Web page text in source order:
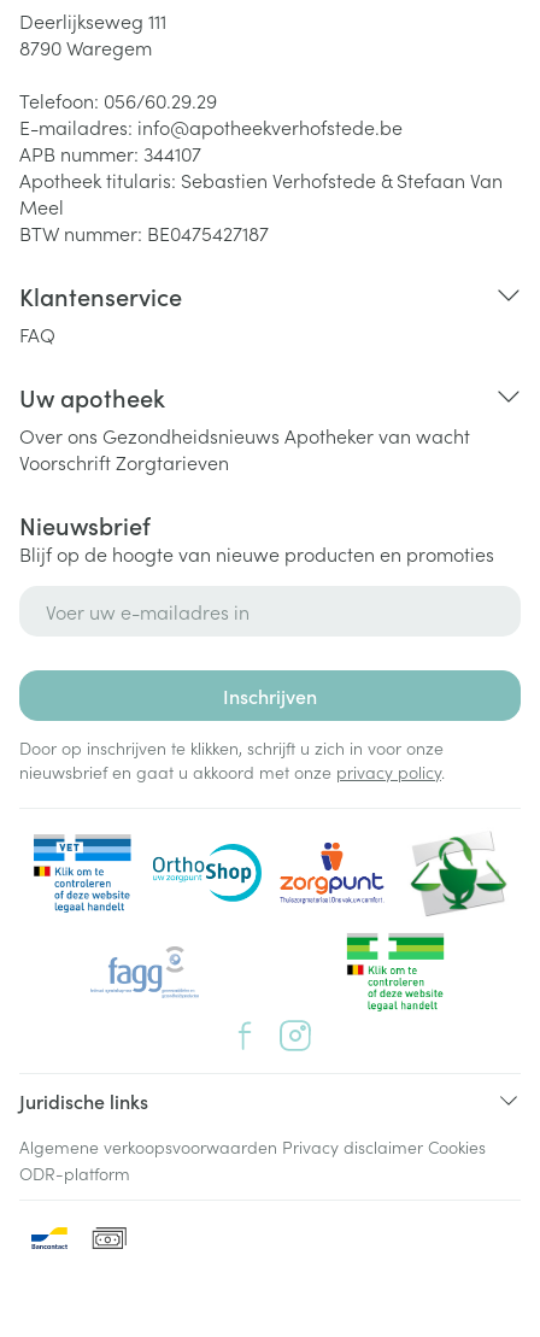
Deerlijkseweg 111
8790Waregem
Telefoon: 056/60.29.29
E-mailadres: info@apotheekverhofstede.be
APB nummer: 344107
Apotheek titularis: Sebastien Verhofstede & Stefaan Van
Meel
BTW nummer: BE0475427187
Klantenservice
FAQ
Uw apotheek
Over ons Gezondheidsnieuws Apotheker van wacht
VoorschriftZorgtarieven
Nieuwsbrief
Blijf op de hoogte van nieuwe producten en promoties
Inschrijven
Door op inschrijven te klikken, schrijft u zich in voor onze
nieuwsbrief en gaat u akkoord met onze privacy policy.
Juridische links
Algemene verkoopsvoorwaarden Privacy disclaimer Cookies
ODR-platform